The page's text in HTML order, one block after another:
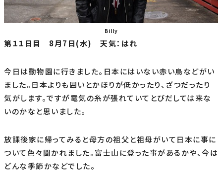
Billy
第１１日目 8月7日(水) 天気：はれ
今日は動物園に行きました。日本にはいない赤い鳥などがい
ました。日本よりも囲いとかほりが低かったり、ざつだったり
気がします。ですが電気の糸が張れていてとびだしては来な
いのかなと思いました。
放課後家に帰ってみると母方の祖父と祖母がいて日本に事に
ついて色々聞かれました。富士山に登った事があるかや、今は
どんな季節かなどでした。